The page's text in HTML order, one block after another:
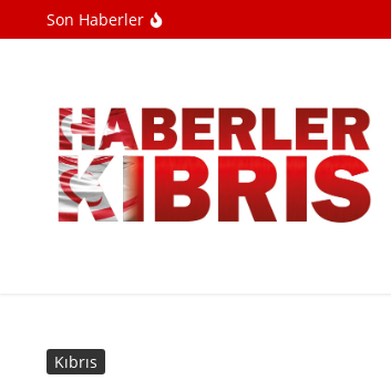
İçeriğe atlaSon Haberler
Kıbrıs